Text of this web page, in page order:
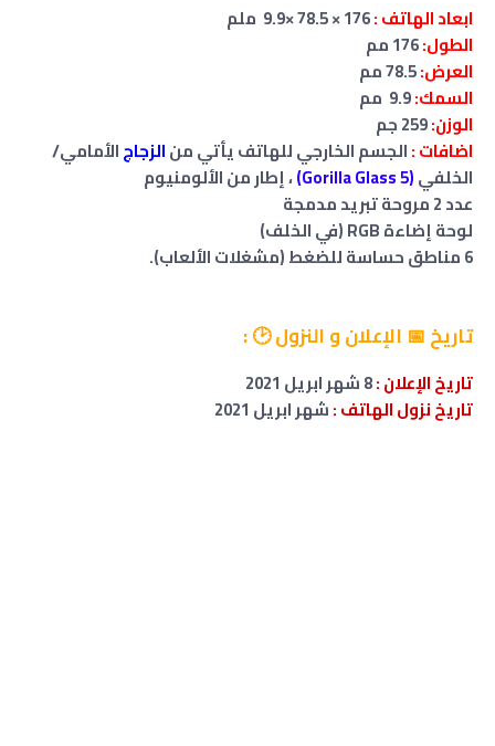
ابعاد الهاتف :
الطول:
العرض:
السمك:
الوزن:
اضافات :الجسم الخارجي للهاتف يأتي منالزجاجالأمامي/
الخلفي(5 Gorilla Glass)
، إطار من الألومنيوم
عدد 2 مروحة تبريد مدمجة
لوحة إضاءة RGB (في الخلف)
6 مناطق حساسة للضغط (مشغلات الألعاب).
تاريخ📅 الإعلان و النزول 🕑:
تاريخ الإعلان :8 شهر ابريل 2021
تاريخ نزول الهاتف :شهرابريل